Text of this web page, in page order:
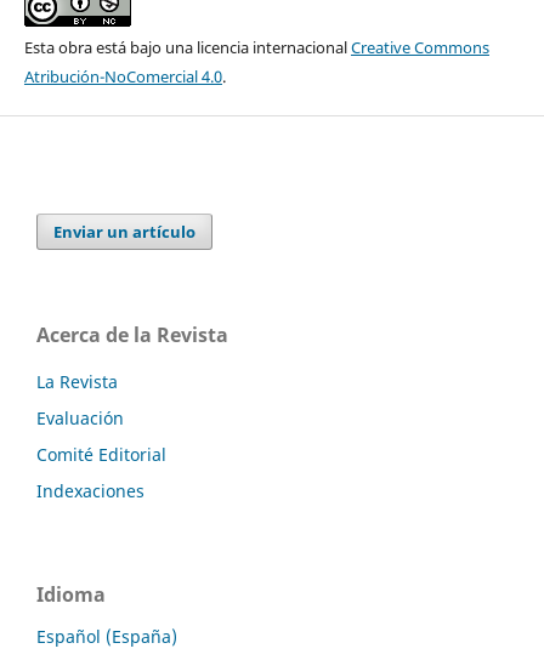
Esta obra está bajo una licencia internacionalCreative Commons
Atribución-NoComercial 4.0.
Enviar un artículo
Acerca de la Revista
La Revista
Evaluación
Comité Editorial
Indexaciones
Idioma
Español (España)